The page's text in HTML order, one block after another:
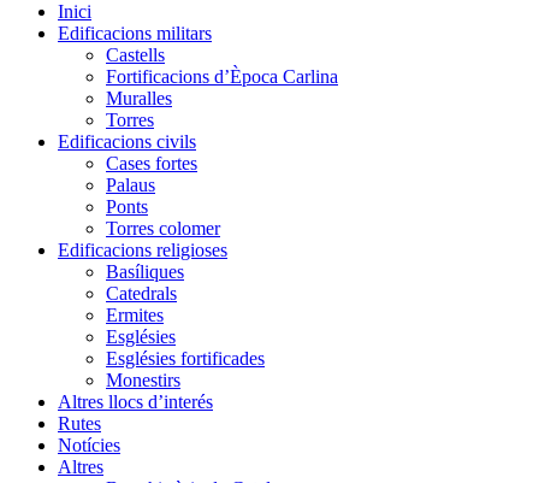
Inici
Edificacions militars
Castells
Fortificacions d’Època Carlina
Muralles
Torres
Edificacions civils
Cases fortes
Palaus
Ponts
Torres colomer
Edificacions religioses
Basíliques
Catedrals
Ermites
Esglésies
Esglésies fortificades
Monestirs
Altres llocs d’interés
Rutes
Notícies
Altres